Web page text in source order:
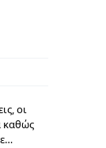
οι
καθώς